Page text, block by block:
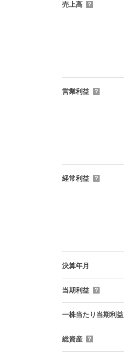
売上高 ？
営業利益 ？
経常利益 ？
決算年月
当期利益 ？
一株当たり当期利益
総資産 ？